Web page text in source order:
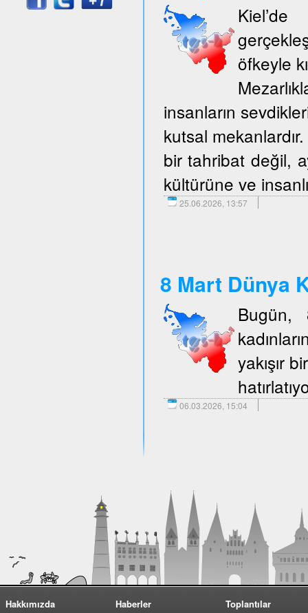
öfkeyle
insanların
kutsal
bir tahribat değil,
kültürüne ve
25.06.2026, 13:57
8 Mart Dünya
Bugün,
yakışır
06.03.2026, 15:04
Hakkımızda
Haberler
Toplantılar